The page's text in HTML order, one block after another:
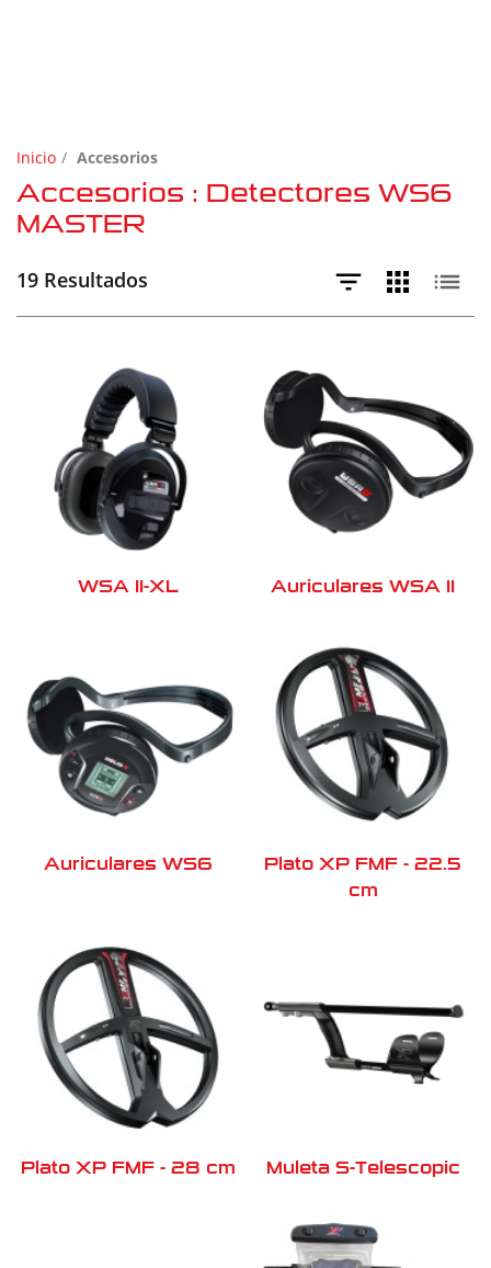
Inicio Accesorios
Accesorios : Detectores WS6
MASTER
19 Resultados
WSA II-XL Auriculares WSA II
Auriculares WS6
Plato XP FMF - 22.5
cm
Plato XP FMF - 28 cm Muleta S-Telescopic